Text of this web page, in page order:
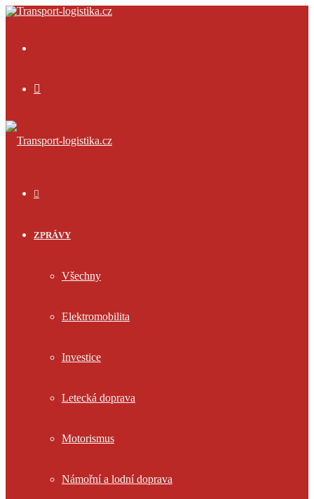
ZPRÁVY
Všechny
Elektromobilita
Investice
Letecká doprava
Motorismus
Námořní a lodní doprava